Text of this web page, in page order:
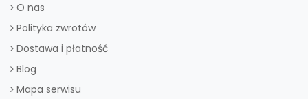
O nas
Polityka zwrotów
Dostawa i płatność
Blog
Mapa serwisu